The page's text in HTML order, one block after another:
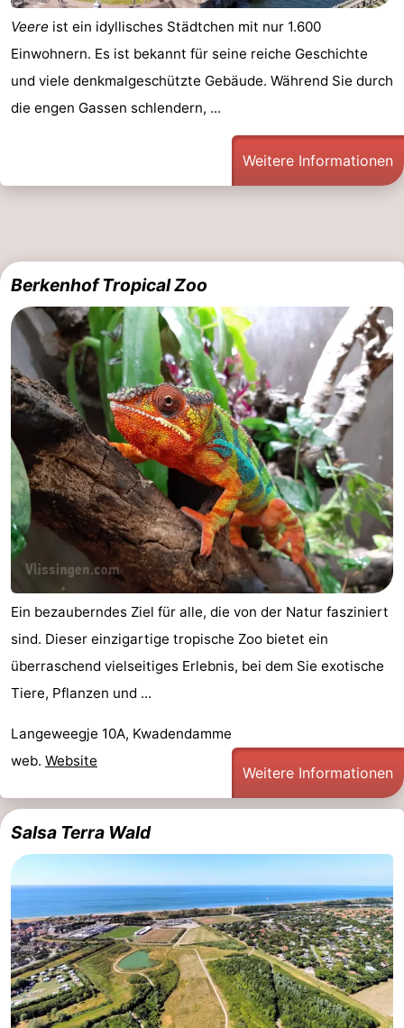
Veere ist ein idyllisches Städtchen mit nur 1.600
Einwohnern. Es ist bekannt für seine reiche Geschichte
und viele denkmalgeschützte Gebäude. Während Sie durch
die engen Gassen schlendern, ...
Weitere Informationen
Berkenhof Tropical Zoo
Ein bezauberndes Ziel für alle, die von der Natur fasziniert
sind. Dieser einzigartige tropische Zoo bietet ein
überraschend vielseitiges Erlebnis, bei dem Sie exotische
Tiere, Pflanzen und ...
Langeweegje 10A, Kwadendamme
web. Website
Weitere Informationen
Salsa Terra Wald